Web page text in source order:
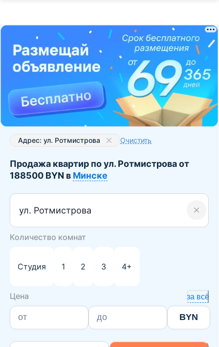
Адрес: ул. Ротмистрова Очистить
Продажа квартир по ул. Ротмистрова от
188500 BYN в Минске
ул. Ротмистрова
Количество комнат
Студия 1 2 3 4+
Цена за всё
BYN